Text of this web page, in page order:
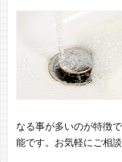
なる事が多いのが特徴
能です。お気軽にご相